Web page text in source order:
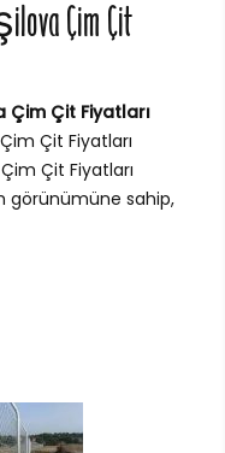
Çim Çit
Çim Çit Fiyatları
Çit Fiyatları
Çit Fiyatları
görünümüne sahip,